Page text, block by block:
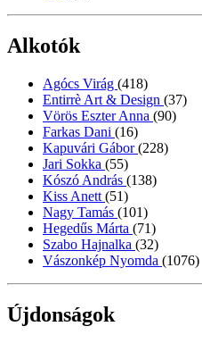
Alkotók
Agócs Virág (418)
Entirrè Art & Design (37)
Vörös Eszter Anna (90)
Farkas Dani (16)
Kapuvári Gábor(228)
Jari Sokka (55)
Kószó András (138)
Kiss Anett (51)
Nagy Tamás (101)
Hegedűs Márta (71)
Szabo Hajnalka (32)
Vászonkép Nyomda (1076)
Újdonságok